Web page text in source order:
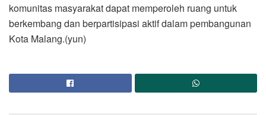
komunitas masyarakat dapat memperoleh ruang untuk
berkembang dan berpartisipasi aktif dalam pembangunan
Kota Malang.(yun)